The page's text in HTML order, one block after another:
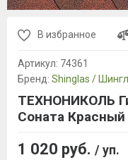
В избранное
Артикул: 74361
Бренд: Shinglas /
ТЕХНОНИКОЛЬ
Соната Красный
1 020 руб. / уп.